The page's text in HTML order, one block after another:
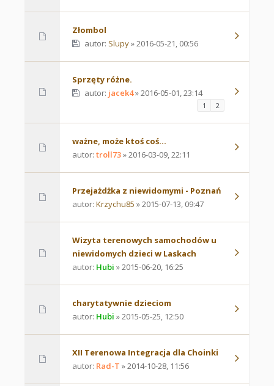
Złombol
autor: Slupy» 2016-05-21, 00:56
Sprzęty różne.
autor: jacek4» 2016-05-01, 23:14
1 2
ważne, może ktoś coś...
autor: troll73» 2016-03-09, 22:11
Przejażdżka z niewidomymi - Poznań
autor: Krzychu85 » 2015-07-13, 09:47
Wizyta terenowych samochodów u
niewidomych dzieci w Laskach
autor: Hubi » 2015-06-20, 16:25
charytatywnie dzieciom
autor: Hubi » 2015-05-25, 12:50
XII Terenowa Integracja dla Choinki
autor: Rad-T » 2014-10-28, 11:56